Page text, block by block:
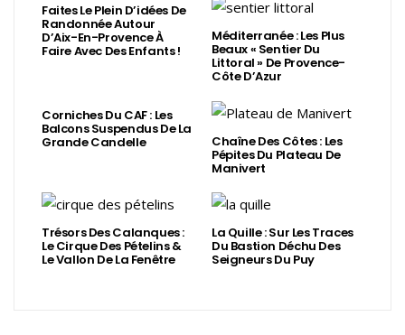
Faites Le Plein D’idées De
Randonnée Autour
D’Aix-En-Provence À
Faire Avec Des Enfants !
Méditerranée : Les Plus
Beaux « Sentier Du
Littoral » De Provence-
Côte D’Azur
Corniches Du CAF : Les
Balcons Suspendus De La
Grande Candelle Chaîne Des Côtes : Les
Pépites Du Plateau De
Manivert
Trésors Des Calanques :
Le Cirque Des Pételins &
Le Vallon De La Fenêtre
La Quille : Sur Les Traces
Du Bastion Déchu Des
Seigneurs Du Puy